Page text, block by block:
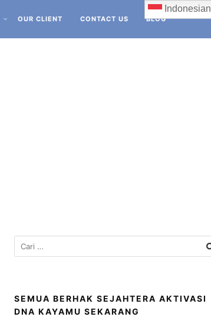
OUR CLIENT CONTACT US BLOG
SEMUA BERHAK SEJAHTERA AKTIVASI
DNA KAYAMU SEKARANG
Indonesian